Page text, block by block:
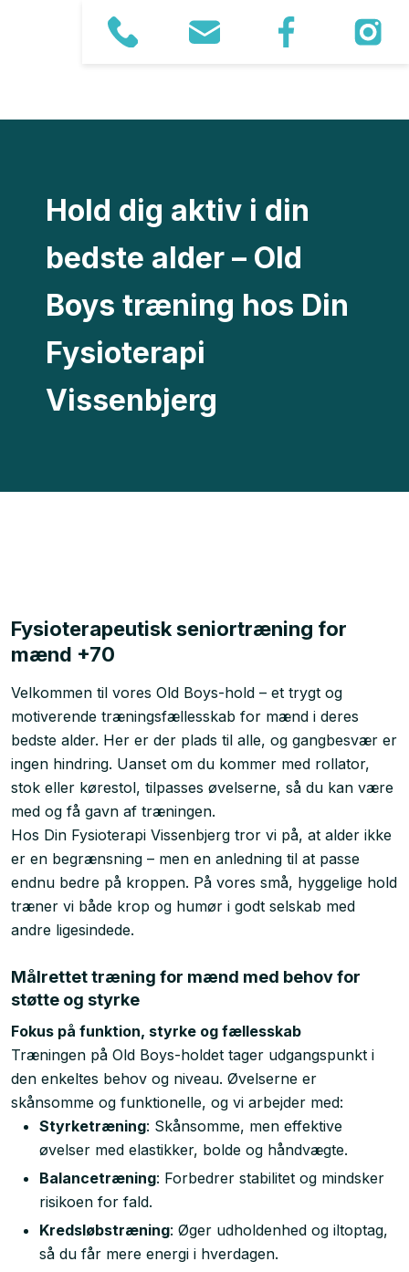
Hold dig aktiv i din
bedste alder – Old
Boys træning hos Din
Fysioterapi
Vissenbjerg
Fysioterapeutisk seniortræning for
mænd +70
Velkommen til vores Old Boys-hold – et trygt og
motiverende træningsfællesskab for mænd i deres
bedste alder. Her er der plads til alle, og gangbesvær er
ingen hindring. Uanset om du kommer med rollator,
stok eller kørestol, tilpasses øvelserne, så du kan være
med og få gavn af træningen.
Hos Din Fysioterapi Vissenbjerg tror vi på, at alder ikke
er en begrænsning – men en anledning til at passe
endnu bedre på kroppen. På vores små, hyggelige hold
træner vi både krop og humør i godt selskab med
andre ligesindede.
Målrettet træning for mænd med behov for
støtte og styrke
Fokus på funktion, styrke og fællesskab
Træningen på Old Boys-holdet tager udgangspunkt i
den enkeltes behov og niveau. Øvelserne er
skånsomme og funktionelle, og vi arbejder med:
Styrketræning: Skånsomme, men effektive
øvelser med elastikker, bolde og håndvægte.
Balancetræning: Forbedrer stabilitet og mindsker
risikoen for fald.
Kredsløbstræning: Øger udholdenhed og iltoptag,
så du får mere energi i hverdagen.